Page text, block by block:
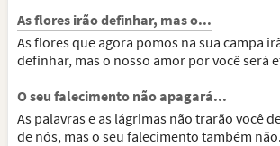
As flores irão definhar, mas o...
As flores que agora pomos na sua campa
definhar, mas o nosso amor por você será
O seu falecimento não apagará...
As palavras e as lágrimas não trarão você
de nós, mas o seu falecimento também